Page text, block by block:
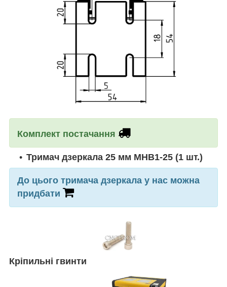
Комплект постачання
Тримач дзеркала 25 мм MHB1-25 (1 шт.)
До цього тримача дзеркала у нас можна
придбати
Кріпильні гвинти